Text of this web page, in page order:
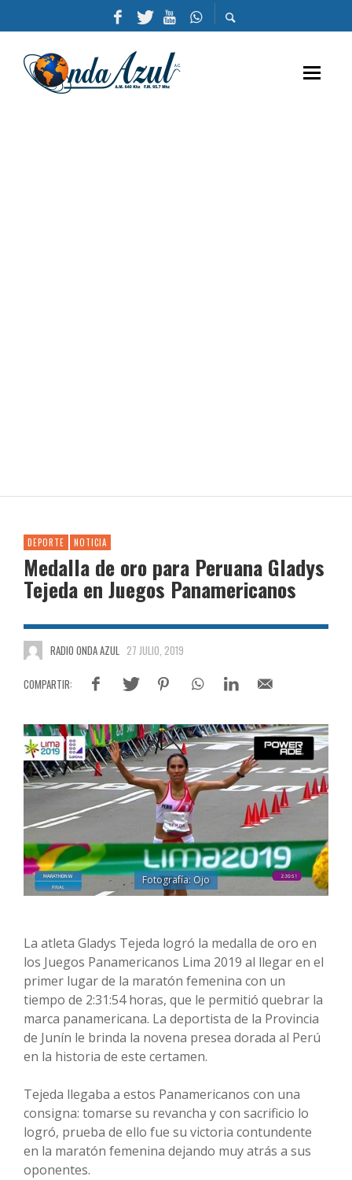
DEPORTE NOTICIA
Medalla de oro para Peruana Gladys
Tejeda en Juegos Panamericanos
RADIO ONDA AZUL 27 JULIO, 2019
Fotografía: Ojo
La atleta Gladys Tejeda logró la medalla de oro en
los Juegos Panamericanos Lima 2019 al llegar en el
primer lugar de la maratón femenina con un
tiempo de 2:31:54 horas, que le permitió quebrar la
marca panamericana. La deportista de la Provincia
de Junín le brinda la novena presea dorada al Perú
en la historia de este certamen.
Tejeda llegaba a estos Panamericanos con una
consigna: tomarse su revancha y con sacrificio lo
logró, prueba de ello fue su victoria contundente
en la maratón femenina dejando muy atrás a sus
oponentes.